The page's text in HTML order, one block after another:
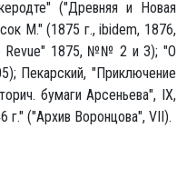
("Древняя и Новая
М." (1875 г., ibidem, 1876,
Revue" 1875, №№ 2 и 3); "О
Пекарский, "Приключение
бумаги Арсеньева", IX,
г." ("Архив Воронцова", VII).